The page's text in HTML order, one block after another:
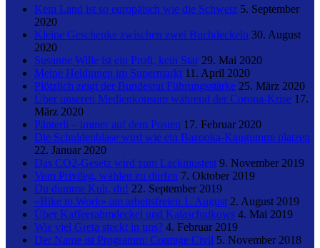
Kein Land ist so europäisch wie die Schweiz 5. September
2020
Kleine Geschenke zwischen zwei Buchdeckeln 30. August
2020
Susanne Wille ist ein Profi, kein Star 29. Mai 2020
Meine Heldinnen im Supermarkt 11. April 2020
Plötzlich zeigt der Bundesrat Führungsstärke 25. März 2020
Über unseren Medienkonsum während der Corona-Krise 17.
März 2020
Pänterli – immer auf dem Posten 17. Februar 2020
Die Schuldenblase wird wie ein Bazooka-Kaugummi platzen
22. Januar 2020
Das CO2-Gesetz wird zum Lackmustest 9. November 2019
Vom Privileg, wählen zu dürfen 7. Oktober 2019
Du dumme Kuh, du! 22. September 2019
«Bike to Work» am arbeitsfreien 1. August 2. August 2019
Über Kaffeerahmdeckel und Kalaschnikows 4. Mai 2019
Wie viel Greta steckt in uns? 4. Februar 2019
Der Name ist Programm: Courage Civil 5. November 2018